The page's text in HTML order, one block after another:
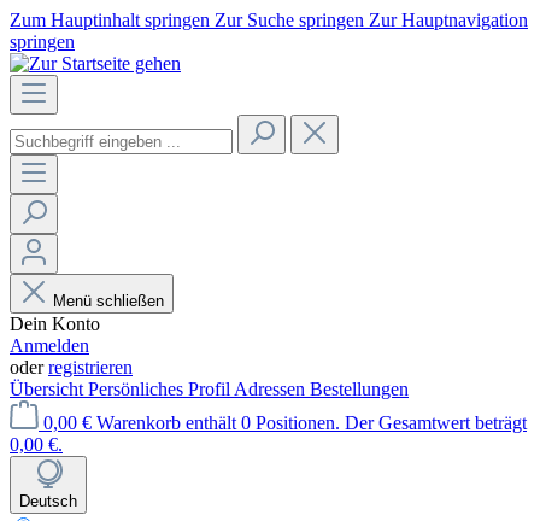
Zum Hauptinhalt springen Zur Suche springen Zur Hauptnavigation
springen
Menü schließen
Dein Konto
Anmelden
oderregistrieren
Übersicht Persönliches Profil Adressen Bestellungen
0,00 € Warenkorb enthält 0 Positionen. Der Gesamtwert beträgt
0,00 €.
Deutsch